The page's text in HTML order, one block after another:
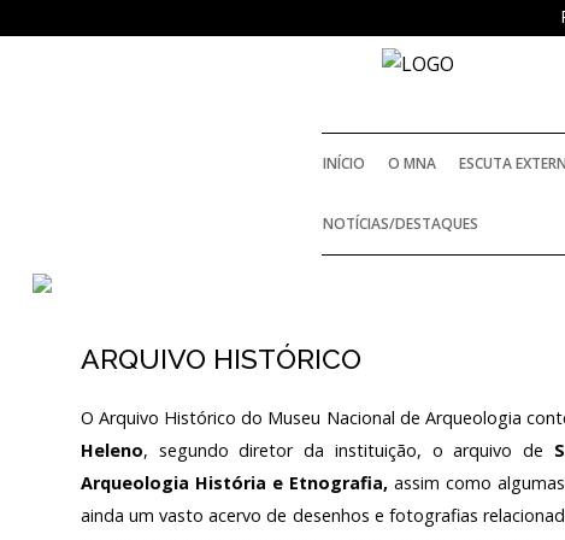
SERVIÇO DE DOCUMENTAÇÃO
ARQUIVO HISTÓRICO
EDIÇÕES
SERVIÇO EDUCATIVO E DE EXTENSÃO
CULTURAL
INÍCIO O MNA
HISTÓRIA
ACORDOS E
ESCUTA
NOTÍCIAS/DESTAQUES
ARQUIVO HISTÓRICO
O Arquivo Histórico do Museu Nacional de Arqueologia
Heleno, segundo diretor da instituição, o arquivo de
Arqueologia História e Etnografia, assim como
ainda um vasto acervo de desenhos e fotografias